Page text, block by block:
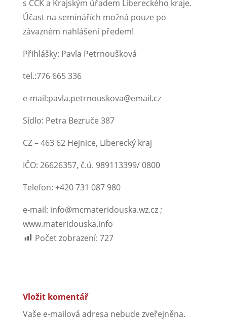
s ČČK a Krajským úřadem Libereckého kraje.
Účast na seminářích možná pouze po
závazném nahlášení předem!
Přihlášky: Pavla Petrnoušková
tel.:776 665 336
e-mail:pavla.petrnouskova@email.cz
Sídlo: Petra Bezruče 387
CZ – 463 62 Hejnice, Liberecký kraj
IČO: 26626357, č.ú. 989113399/ 0800
Telefon: +420 731 087 980
e-mail: info@mcmateridouska.wz.cz ;
www.materidouska.info
Počet zobrazení: 727
Vložit komentář
Vaše e-mailová adresa nebude zveřejněna.